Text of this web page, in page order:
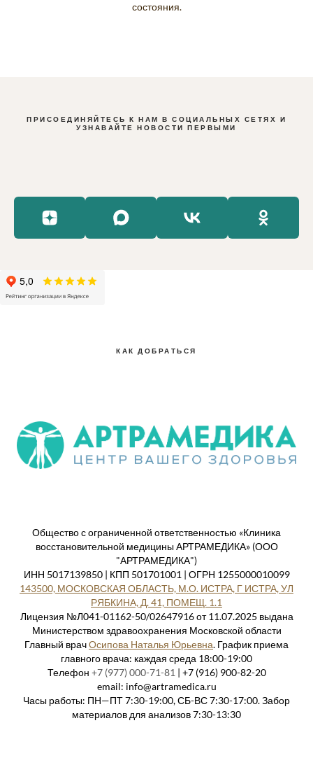
состояния.
ПРИСОЕДИНЯЙТЕСЬ К НАМ В СОЦИАЛЬНЫХ СЕТЯХ И
УЗНАВАЙТЕ НОВОСТИ ПЕРВЫМИ
КАК ДОБРАТЬСЯ
Общество с ограниченной ответственностью «Клиника
восстановительной медицины АРТРАМЕДИКА» (ООО
"АРТРАМЕДИКА")
ИНН 5017139850 | КПП 501701001 | ОГРН 1255000010099
143500, МОСКОВСКАЯ ОБЛАСТЬ, М.О. ИСТРА, Г ИСТРА, УЛ
РЯБКИНА, Д. 41, ПОМЕЩ. 1.1
Лицензия №Л041-01162-50/02647916 от 11.07.2025 выдана
Министерством здравоохранения Московской области
Главный врачОсипова Наталья Юрьевна. График приема
главного врача: каждая среда 18:00-19:00
Телефон +7 (977) 000-71-81 | +7 (916) 900-82-20
email: info@artramedica.ru
Часы работы: ПН—ПТ 7:30-19:00, СБ-ВС 7:30-17:00. Забор
материалов для анализов 7:30-13:30